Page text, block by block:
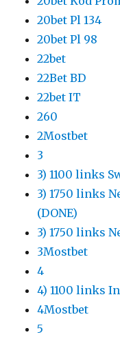
20bet Pl 134
20bet Pl 98
22bet
22Bet BD
22bet IT
260
2Mostbet
3
3) 1100 links
3) 1750 links
(DONE)
3) 1750 links
3Mostbet
4
4) 1100 links
4Mostbet
5